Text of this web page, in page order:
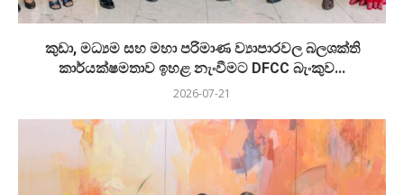
කුඩා, මධ්‍යම සහ මහා පරිමාණ ව්‍යාපාරවල බලශක්ති
කාර්යක්ෂමතාව ඉහළ නැංවීමට DFCC බැංකුව...
2026-07-21